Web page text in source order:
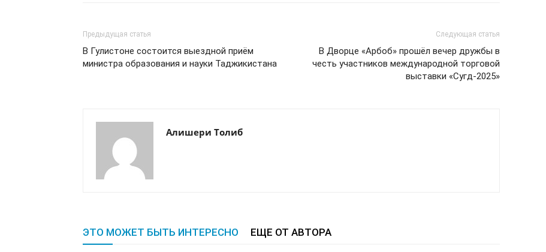
Предыдущая статья
В Гулистоне состоится выездной приём
министра образования и науки Таджикистана
Следующая статья
В Дворце «Арбоб» прошёл вечер дружбы в
честь участников международной торговой
выставки «Сугд-2025»
Алишери Толиб
ЭТО МОЖЕТ БЫТЬ ИНТЕРЕСНО ЕЩЕ ОТ АВТОРА